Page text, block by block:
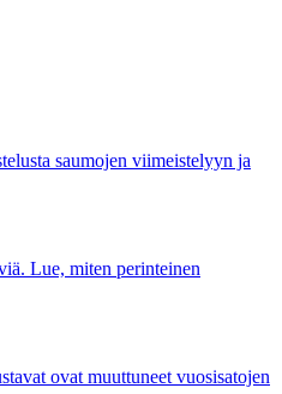
saumojen viimeistelyyn ja
Lue, miten perinteinen
ovat muuttuneet vuosisatojen